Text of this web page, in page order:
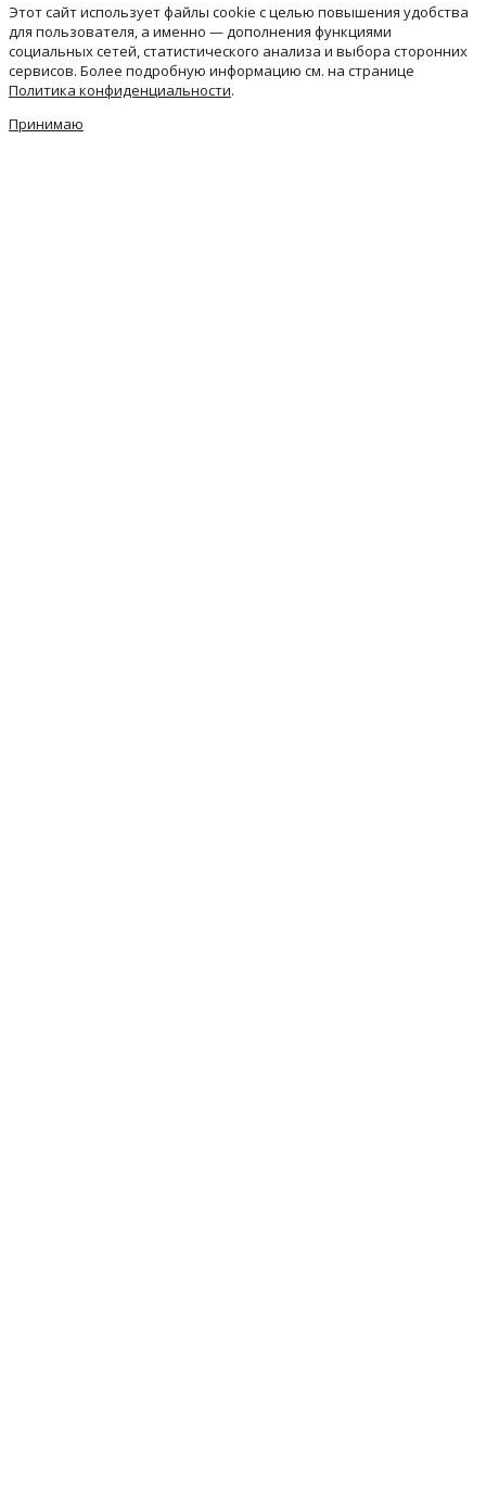
Этот сайт использует файлы cookie с целью повышения удобства
для пользователя, а именно — дополнения функциями
социальных сетей, статистического анализа и выбора сторонних
сервисов. Более подробную информацию см. на странице
Политика конфиденциальности.
Принимаю